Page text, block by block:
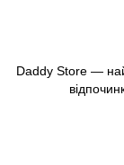
Daddy Store —